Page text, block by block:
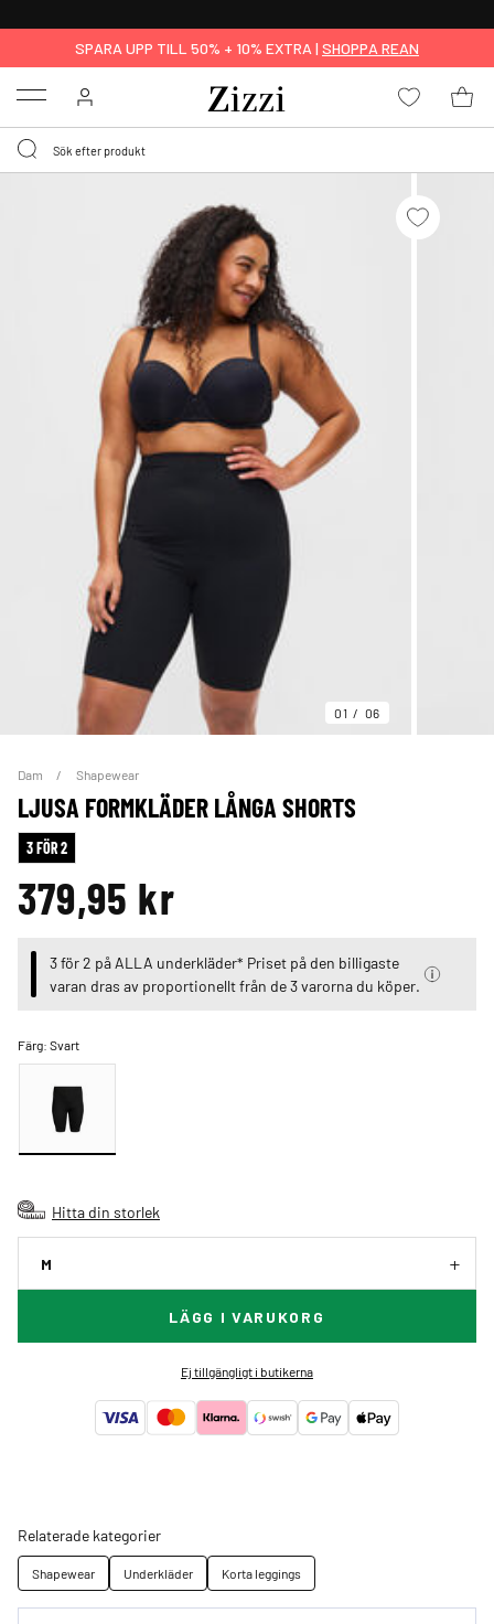
SPARA UPP TILL 50% + 10% EXTRA | SHOPPA REAN
Menu
01 06
Dam Shapewear
LJUSA FORMKLÄDER LÅNGA SHORTS
3 FÖR 2
379,95 kr
3 för 2 på ALLA underkläder* Priset på den billigaste
varan dras av proportionellt från de 3 varorna du köper.
Färg:Svart
Hitta din storlek
M
LÄGG I VARUKORG
Ej tillgängligt i butikerna
Relaterade kategorier
Shapewear Underkläder Korta leggings